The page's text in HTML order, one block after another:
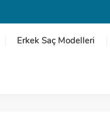
Erkek Saç Modelleri